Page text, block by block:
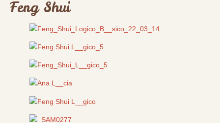
Feng Shui